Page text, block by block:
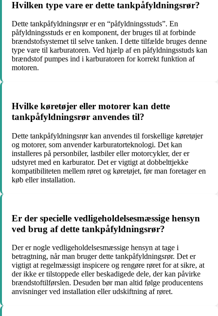
Hvilken type vare er dette tankpåfyldningsrør?
Dette tankpåfyldningsrør er en “påfyldningsstuds”. En
påfyldningsstuds er en komponent, der bruges til at forbinde
brændstofsystemet til selve tanken. I dette tilfælde bruges denne
type vare til karburatoren. Ved hjælp af en påfyldningsstuds kan
brændstof pumpes ind i karburatoren for korrekt funktion af
motoren.
Hvilke køretøjer eller motorer kan dette
tankpåfyldningsrør anvendes til?
Dette tankpåfyldningsrør kan anvendes til forskellige køretøjer
og motorer, som anvender karburatorteknologi. Det kan
installeres på personbiler, lastbiler eller motorcykler, der er
udstyret med en karburator. Det er vigtigt at dobbelttjekke
kompatibiliteten mellem røret og køretøjet, før man foretager en
køb eller installation.
Er der specielle vedligeholdelsesmæssige hensyn
ved brug af dette tankpåfyldningsrør?
Der er nogle vedligeholdelsesmæssige hensyn at tage i
betragtning, når man bruger dette tankpåfyldningsrør. Det er
vigtigt at regelmæssigt inspicere og rengøre røret for at sikre, at
der ikke er tilstoppede eller beskadigede dele, der kan påvirke
brændstoftilførslen. Desuden bør man altid følge producentens
anvisninger ved installation eller udskiftning af røret.